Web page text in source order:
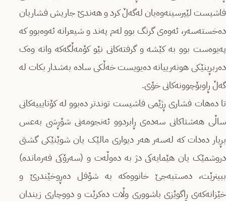
فاشیست لێپرسینەوەیان لەگەڵ کرد و هەندێ جاریش فشاریان
دەخستەسەر، ئەوەی گرنگ بوو لەم پەند و شیعرانە ئەوەبوو کە
پەیوەست بوو بە کێشە و گرفتەکانی نێو کۆمەڵگەکە واتە وەک
دەربڕینێکی هونەرییانە دەیویست خەڵکی سادە بەشدار بکات لە
گەڵ ڕاوبۆچوونەکانی خۆی.
تا دەهات فشاری ڕژێمی فاشیست توندتر دەبوو لە کۆتایییەکانی
ساڵی هەشتاکانی سەدەی ڕابردوو ئەنجومەنی شۆڕشی بەعس
بڕیار دەدات کە لەسەر هەر دیواری مالێک یان شوێنێکی گشتی
دروشمێک یان هێمایەکی دژ بە دەوڵەت و (سەرۆکی فەرماندە)
ببینرێت، دەستبەجێ خانووەکە بە شۆفل دەڕوخێندرێ و
خێزانەکەی ڕاگوێزی باشووری وڵات دەکرێت و دووچاری زیندان